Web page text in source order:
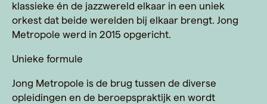
klassieke én de jazzwereld elkaar in een uniek
orkest dat beide werelden bij elkaar brengt. Jong
Metropole werd in 2015 opgericht.
Unieke formule
Jong Metropole is de brug tussen de diverse
opleidingen en de beroepspraktijk en wordt